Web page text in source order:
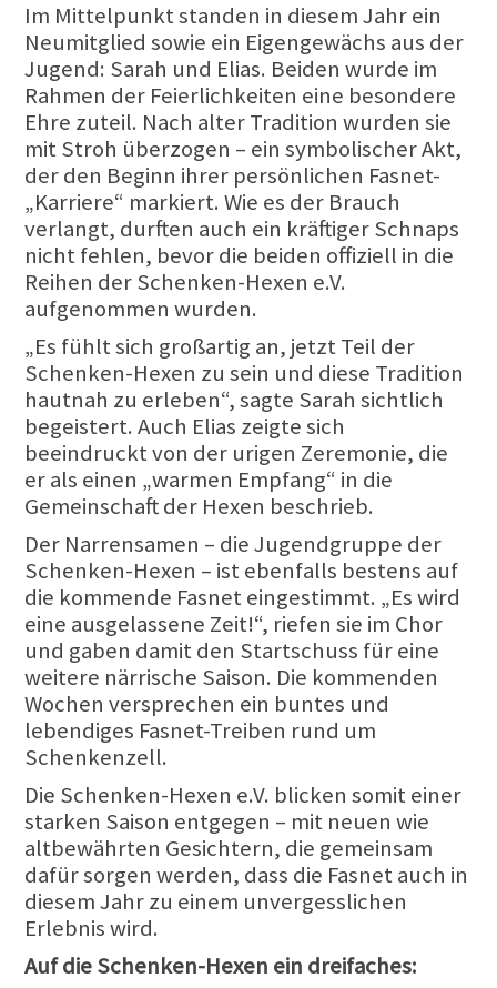
Im Mittelpunkt standen in diesem Jahr ein
Neumitglied sowie ein Eigengewächs aus der
Jugend: Sarah und Elias. Beiden wurde im
Rahmen der Feierlichkeiten eine besondere
Ehre zuteil. Nach alter Tradition wurden sie
mit Stroh überzogen – ein symbolischer Akt,
der den Beginn ihrer persönlichen Fasnet-
„Karriere“ markiert. Wie es der Brauch
verlangt, durften auch ein kräftiger Schnaps
nicht fehlen, bevor die beiden offiziell in die
Reihen der Schenken-Hexen e.V.
aufgenommen wurden.
„Es fühlt sich großartig an, jetzt Teil der
Schenken-Hexen zu sein und diese Tradition
hautnah zu erleben“, sagte Sarah sichtlich
begeistert. Auch Elias zeigte sich
beeindruckt von der urigen Zeremonie, die
er als einen „warmen Empfang“ in die
Gemeinschaft der Hexen beschrieb.
Der Narrensamen – die Jugendgruppe der
Schenken-Hexen – ist ebenfalls bestens auf
die kommende Fasnet eingestimmt. „Es wird
eine ausgelassene Zeit!“, riefen sie im Chor
und gaben damit den Startschuss für eine
weitere närrische Saison. Die kommenden
Wochen versprechen ein buntes und
lebendiges Fasnet-Treiben rund um
Schenkenzell.
Die Schenken-Hexen e.V. blicken somit einer
starken Saison entgegen – mit neuen wie
altbewährten Gesichtern, die gemeinsam
dafür sorgen werden, dass die Fasnet auch in
diesem Jahr zu einem unvergesslichen
Erlebnis wird.
Auf die Schenken-Hexen ein dreifaches: